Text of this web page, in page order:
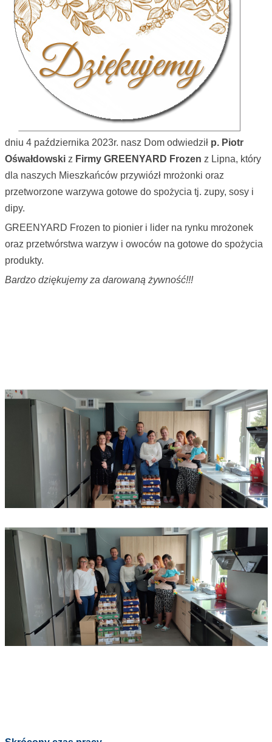
dniu 4 października 2023r. nasz Dom odwiedził p. Piotr
Ośwałdowskiz Firmy GREENYARD Frozen z Lipna, który
dla naszych Mieszkańców przywiózł mrożonki oraz
przetworzone warzywa gotowe do spożycia tj. zupy, sosy i
dipy.
GREENYARD Frozen to pionier i lider na rynku mrożonek
oraz przetwórstwa warzyw i owoców na gotowe do spożycia
produkty.
Bardzo dziękujemy za darowaną żywność!!!